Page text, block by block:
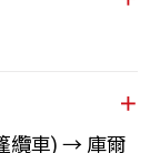
豪華客機經新
的花園」美稱
纜車) → 庫爾